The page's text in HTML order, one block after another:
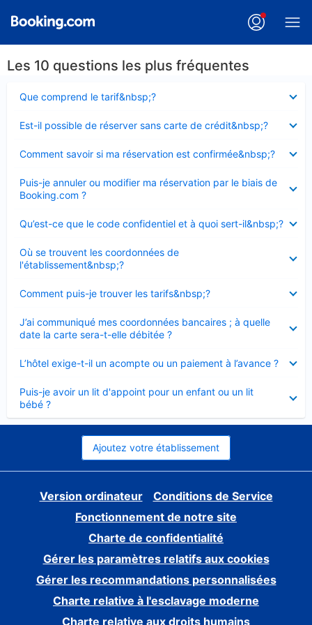
Les 10 questions les plus fréquentes
Que comprend le tarif&nbsp;?
fermé
Est-il possible de réserver sans carte de crédit&nbsp;?
fermé
Comment savoir si ma réservation est confirmée&nbsp;?
fermé
Puis-je annuler ou modifier ma réservation par le biais de
Booking.com ?
fermé
Qu’est-ce que le code confidentiel et à quoi sert-il&nbsp;?
fermé
Où se trouvent les coordonnées de
l'établissement&nbsp;?
fermé
Comment puis-je trouver les tarifs&nbsp;?
fermé
J’ai communiqué mes coordonnées bancaires ; à quelle
date la carte sera-t-elle débitée ?
fermé
L’hôtel exige-t-il un acompte ou un paiement à l’avance ?
fermé
Puis-je avoir un lit d'appoint pour un enfant ou un lit
bébé ?
fermé
Ajoutez votre établissement
Version ordinateur
Conditions de Service
Fonctionnement de notre site
Charte de confidentialité
Gérer les paramètres relatifs aux cookies
Gérer les recommandations personnalisées
Charte relative à l'esclavage moderne
Charte relative aux droits humains